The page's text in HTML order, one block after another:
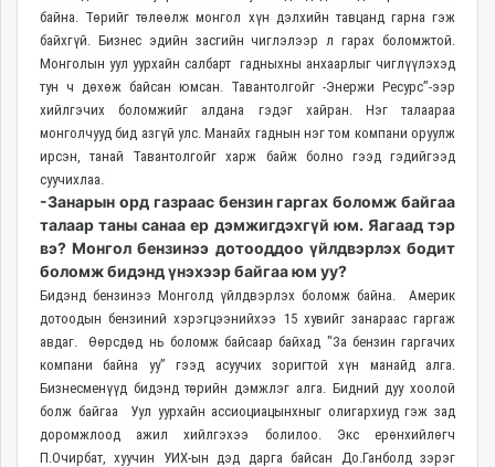
байна. Төрийг төлөөлж монгол хүн дэлхийн тавцанд гарна гэж
байхгүй. Бизнес эдийн засгийн чиглэлээр л гарах боломжтой.
Монголын уул уурхайн салбарт гадныхны анхаарлыг чиглүүлэхэд
тун ч дөхөж байсан юмсан. Тавантолгойг -Энержи Ресурс”-ээр
хийлгэчих боломжийг алдана гэдэг хайран. Нэг талаараа
монголчууд бид азгүй улс. Манайх гаднын нэг том компани оруулж
ирсэн, танай Тавантолгойг харж байж болно гээд гэдийгээд
суучихлаа.
-Занарын орд газраас бензин гаргах боломж байгаа
талаар таны санаа ер дэмжигдэхгүй юм. Яагаад тэр
вэ? Монгол бензинээ дотооддоо үйлдвэрлэх бодит
боломж бидэнд үнэхээр байгаа юм уу?
Бидэнд бензинээ Монголд үйлдвэрлэх боломж байна. Америк
дотоодын бензиний хэрэгцээнийхээ 15 хувийг занараас гаргаж
авдаг. Өөрсдөд нь боломж байсаар байхад "За бензин гаргачих
компани байна уу” гээд асуучих зоригтой хүн манайд алга.
Бизнесменүүд бидэнд төрийн дэмжлэг алга. Бидний дуу хоолой
болж байгаа Уул уурхайн ассиоциацынхныг олигархиуд гэж зад
доромжлоод ажил хийлгэхээ болилоо. Экс ерөнхийлөгч
П.Очирбат, хуучин УИХ-ын дэд дарга байсан До.Ганболд зэрэг